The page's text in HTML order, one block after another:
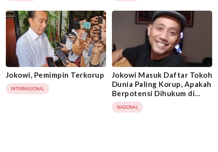
Jokowi, Pemimpin Terkorup
INTERNASIONAL
Jokowi Masuk Daftar Tokoh
Dunia Paling Korup, Apakah
Berpotensi Dihukum di
Pengadilan Nasional atau
Internasional?
NASIONAL